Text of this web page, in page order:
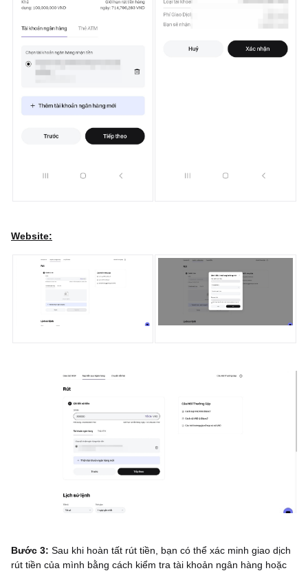
Website:
Bước 3: Sau khi hoàn tất rút tiền, bạn có thể xác minh giao dịch
rút tiền của mình bằng cách kiểm tra tài khoản ngân hàng hoặc